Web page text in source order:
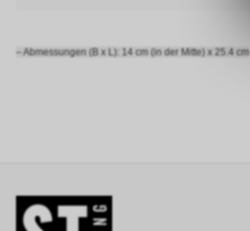
– Abmessungen (B x L): 14 cm (in der Mitte) x 25.4 cm